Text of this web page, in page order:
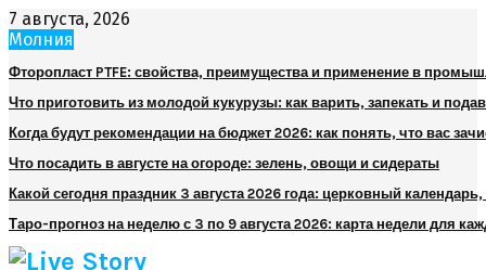
7 августа, 2026
Молния
Фторопласт PTFE: свойства, преимущества и применение в
Что приготовить из молодой кукурузы: как варить, запекать и
Когда будут рекомендации на бюджет 2026: как понять, что вас
Что посадить в августе на огороде: зелень, овощи и сидераты
Какой сегодня праздник 3 августа 2026 года: церковный
Таро-прогноз на неделю с 3 по 9 августа 2026: карта недели для